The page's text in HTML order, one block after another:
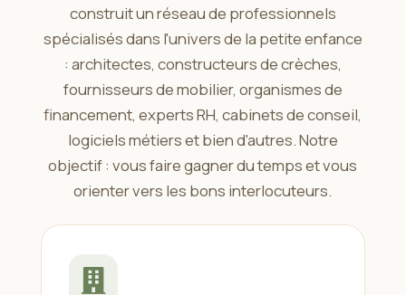
construit un réseau de professionnels
spécialisés dans l'univers de la petite enfance
: architectes, constructeurs de crèches,
fournisseurs de mobilier, organismes de
financement, experts RH, cabinets de conseil,
logiciels métiers et bien d'autres. Notre
objectif : vous faire gagner du temps et vous
orienter vers les bons interlocuteurs.
